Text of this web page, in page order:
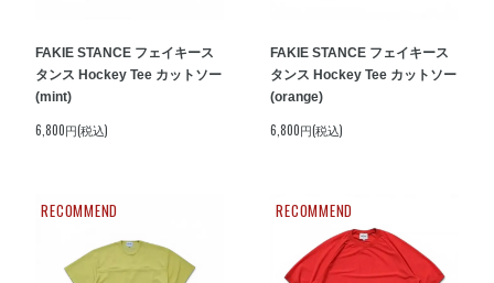
FAKIE STANCE フェイキース
タンス Hockey Tee カットソー
(mint)
6,800円(税込)
FAKIE STANCE フェイキース
タンス Hockey Tee カットソー
(orange)
6,800円(税込)
RECOMMEND RECOMMEND